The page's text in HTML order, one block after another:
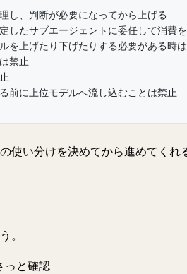
し、判断が必要になってから上げる
たサブエージェントに委任して消費を
上げたり下げたりする必要がある時
禁止
前に上位モデルへ流し込むことは禁止
使い分けを決めてから進めてくれ
。
っと確認